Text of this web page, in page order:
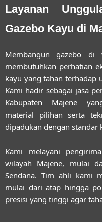
Layanan
Gazebo Kayu di
Membangun gazebo di
membutuhkan perhatian
kayu yang tahan terhadap
Kami hadir sebagai jasa
Kabupaten Majeneyang
material pilihan serta
dipadukan dengan standar
Kami melayani
wilayah Majene, mulai
Sendana. Tim ahli kami
mulai dari atap hingga
presisi yang tinggi agar